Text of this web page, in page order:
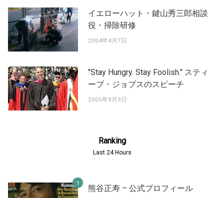
イエローハット・鍵山秀三郎相談
役・掃除研修
2004年4月7日
"Stay Hungry. Stay Foolish." スティ
ーブ・ジョブスのスピーチ
2005年9月3日
Ranking
Last 24 Hours
熊谷正寿 – 公式プロフィール